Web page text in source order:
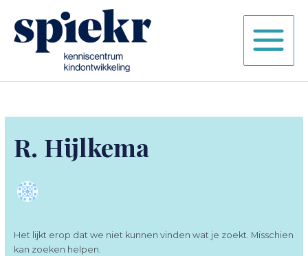
naar
R. Hijlkema
Het lijkt erop dat we niet kunnen vinden wat je zoekt. Misschien
kan zoeken helpen.